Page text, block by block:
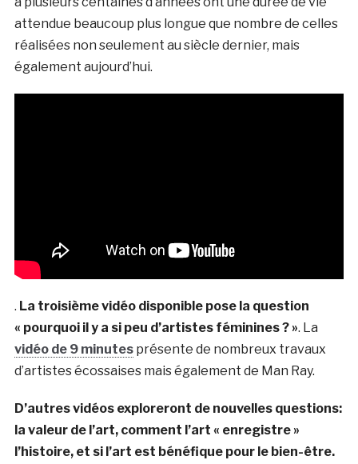
attendue beaucoup plus longue que nombre de celles
réalisées non seulement au siècle dernier, mais
également aujourd’hui.
. La troisième vidéo disponible pose la question
« pourquoi il y a si peu d’artistes féminines ? ». La
vidéo de 9 minutesprésente de nombreux travaux
d’artistes écossaises mais également de Man Ray.
D’autres vidéos exploreront de nouvelles questions:
la valeur de l’art, comment l’art « enregistre »
l’histoire, et si l’art est bénéfique pour le bien-être.